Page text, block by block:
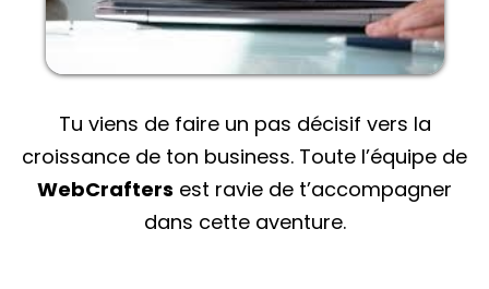
Tu viens de faire un pas décisif vers la
croissance de ton business. Toute l’équipe de
WebCrafters est ravie de t’accompagner
dans cette aventure.